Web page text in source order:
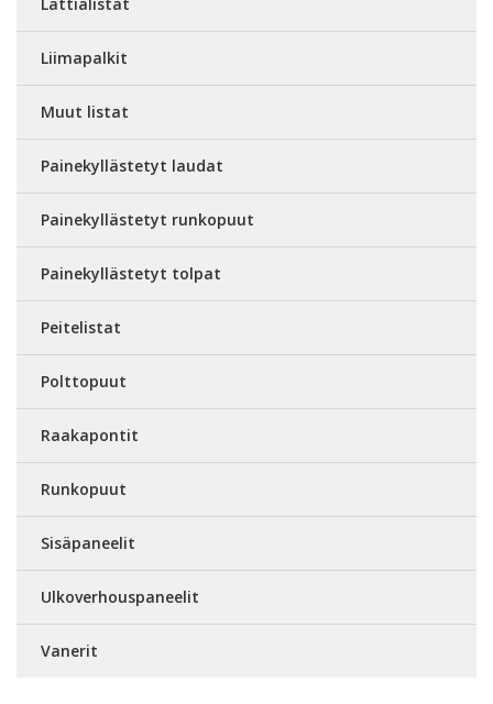
Liimapalkit
Muut listat
Painekyllästetyt laudat
Painekyllästetyt runkopuut
Painekyllästetyt tolpat
Peitelistat
Polttopuut
Raakapontit
Runkopuut
Sisäpaneelit
Ulkoverhouspaneelit
Vanerit